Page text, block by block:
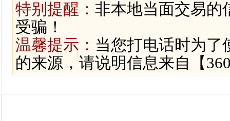
特别提醒： 非本地当面交易的
受骗！
温馨提示： 当您打电话时为了
的来源，请说明信息来自【